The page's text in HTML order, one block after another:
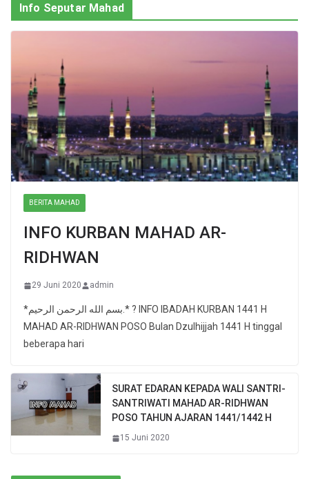
Info Seputar Mahad
BERITA MAHAD
INFO KURBAN MAHAD AR-
RIDHWAN
29 Juni 2020 admin
*بسم الله الرحمن الرحيم.* ? INFO IBADAH KURBAN 1441 H
MAHAD AR-RIDHWAN POSO Bulan Dzulhijjah 1441 H tinggal
beberapa hari
SURAT EDARAN KEPADA WALI SANTRI-
SANTRIWATI MAHAD AR-RIDHWAN
POSO TAHUN AJARAN 1441/1442 H
15 Juni 2020